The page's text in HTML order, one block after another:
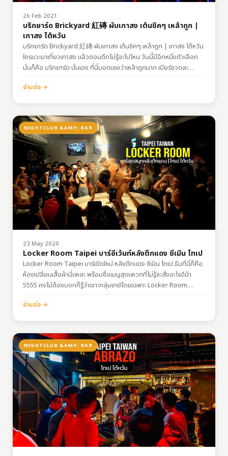
26 Feb 2021
บริกยาร์ด Brickyard 紅磚 ผับเกาสง เต้นชิคๆ เหล้าถูก |
เกาสง ไต้หวัน
บริกยาร์ด Brickyard 紅磚 ผับเกาสง เต้นชิคๆ เหล้าถูก | เกาสง ไต้หวัน
ใครแวะมาเที่ยวเกาสง แล้วตอนดึกไม่รู้จะไปไหน วันนี้มีอีกหนึ่งตัวเลือก
นั่นก็คือ บริกยาร์ด นั่นเอง ที่นี่บอกเลยว่าเหล้าถูกมาก เบียร์ขวดละ
100nt แถมแต่ละวันจะมีธีมไม่ซ้ำกันไป สามารถเช็คธีมแต่ละวันได้ที่หน้า…
อ่านต่อ →
NIGHTCLUB &AMP; BAR
23 May 2020
Locker Room Taipei บาร์อีเว้นท์หลังตึกแดง ซีเมิน ไทเป
Locker Room Taipei บาร์เปิดใหม่ หลังตึกแดง ซีเมิน ไทเป ธีมที่นี่ก็คือ
ห้องเปลี่ยนเสื้อผ้านี่แหละ พร้อมชื่อเมนูสุดแหวกที่ไม่รู้จะสั่งอะไรดีน้า
5555 คงไม่ต้องบอกก็รู้ว่าเจาะกลุ่มเกย์โดยเฉพาะ Locker Room
Taipei! The new gay bar in Taipei,…
อ่านต่อ →
NIGHTCLUB &AMP; BAR